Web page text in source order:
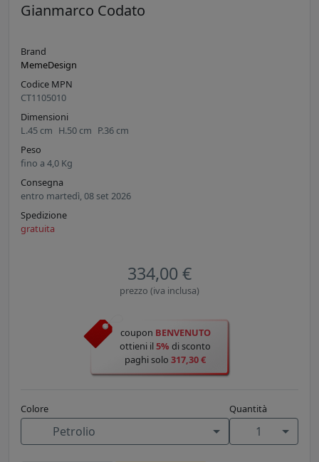
Gianmarco Codato
Brand
MemeDesign
Codice MPN
CT1105010
Dimensioni
L.45 cm H.50 cm P.36 cm
Peso
fino a 4,0 Kg
Consegna
entro martedì, 08 set 2026
Spedizione
gratuita
334,00 €
prezzo (iva inclusa)
coupon BENVENUTO
ottieni il5% di sconto
paghi solo 317,30 €
Colore
Petrolio
Quantità
1